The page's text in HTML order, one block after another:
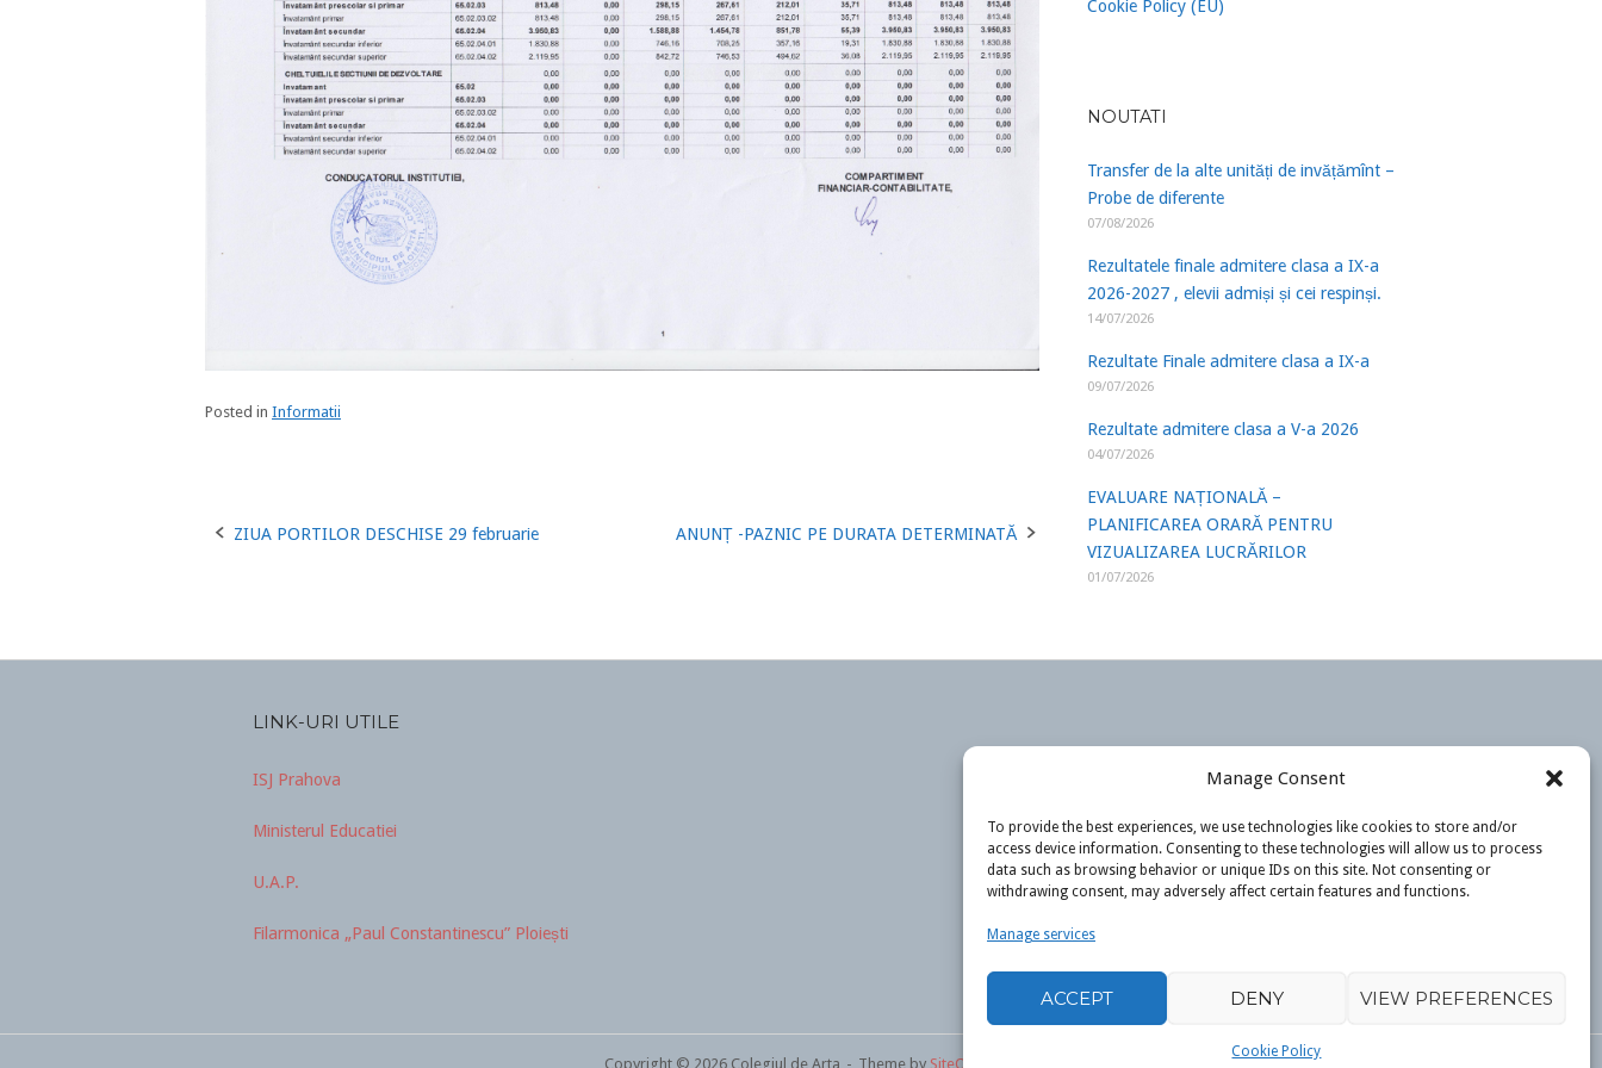
Manage Consent
To provide the best experiences, we use technologies like cookies to store and/or
access device information. Consenting to these technologies will allow us to process
data such as browsing behavior or unique IDs on this site. Not consenting or
withdrawing consent, may adversely affect certain features and functions.
Manage services
ACCEPT DENY VIEW PREFERENCES
Cookie Policy
Posted in Informatii
Post
ZIUA PORTILOR DESCHISE 29 februarie ANUNȚ -PAZNIC PE DURATA DETERMINATĂ
Cookie Policy (EU)
NOUTATI
Transfer de la alte unități de invățămînt –
Probe de diferente
07/08/2026
Rezultatele finale admitere clasa a IX-a
2026-2027 , elevii admiși și cei respinși.
14/07/2026
Rezultate Finale admitere clasa a IX-a
09/07/2026
Rezultate admitere clasa a V-a 2026
04/07/2026
EVALUARE NAȚIONALĂ –
PLANIFICAREA ORARĂ PENTRU
VIZUALIZAREA LUCRĂRILOR
01/07/2026
LINK-URI UTILE
ISJ Prahova
Ministerul Educatiei
U.A.P.
Filarmonica „Paul Constantinescu” Ploiești
Copyright © 2026 Colegiul de Arta Theme by SiteOrigin